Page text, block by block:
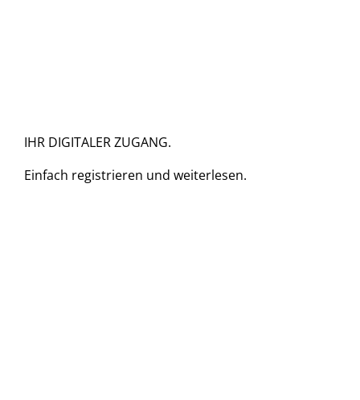
IHR DIGITALER ZUGANG.
Einfach registrieren und weiterlesen.